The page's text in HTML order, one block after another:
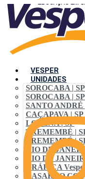
VESPER
UNIDADES
SOROCABA |
SOROCABA |
SANTO ANDRÉ
CAÇAPAVA | SP
LORENA | SP
TREMEMBÉ |
TREMEMBÉ |
RIO DE
RIO DE
GRÁFICA VespeR
CASARÃO